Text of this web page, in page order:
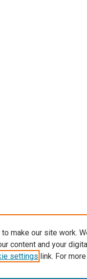
make our site work.
content and your
settings link. For